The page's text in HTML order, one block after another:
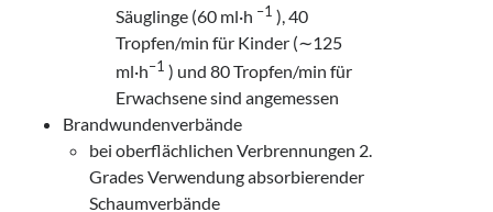
Säuglinge (60 ml·h –1 ), 40
Tropfen/min für Kinder (∼125
ml·h–1 ) und 80 Tropfen/min für
Erwachsene sind angemessen
Brandwundenverbände
bei oberflächlichen Verbrennungen 2.
Grades Verwendung absorbierender
Schaumverbände